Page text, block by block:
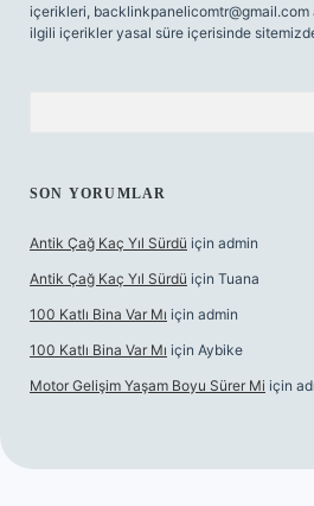
içerikleri, backlinkpanelicomtr@gmail.com
ilgili içerikler yasal süre içerisinde
SON YORUMLAR
Antik Çağ Kaç Yıl Sürdü için admin
Antik Çağ Kaç Yıl Sürdü için Tuana
100 Katlı Bina Var Mı için admin
100 Katlı Bina Var Mı için Aybike
Motor Gelişim Yaşam Boyu Sürer Mi için